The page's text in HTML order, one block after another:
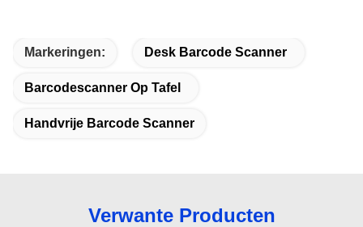
Markeringen: Desk Barcode Scanner
Barcodescanner Op Tafel
Handvrije Barcode Scanner
Verwante Producten